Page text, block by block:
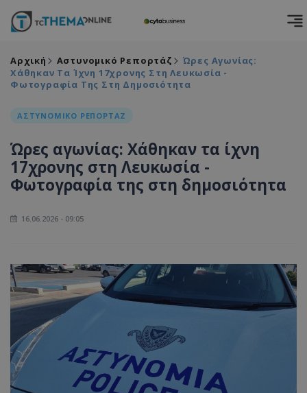
Αρχική Αστυνομικό Ρεπορτάζ
Ώρες Αγωνίας:
Χάθηκαν Τα Ίχνη 17χρονης Στη Λευκωσία -
Φωτογραφία Της Στη Δημοσιότητα
ΑΣΤΥΝΟΜΙΚΟ ΡΕΠΟΡΤΑΖ
Ώρες αγωνίας: Χάθηκαν τα ίχνη
17χρονης στη Λευκωσία -
Φωτογραφία της στη δημοσιότητα
16.06.2026 - 09:05